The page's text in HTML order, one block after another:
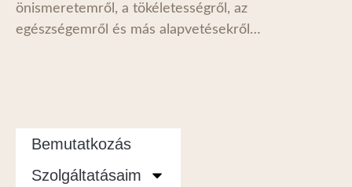
önismeretemről, a tökéletességről, az
egészségemről és más alapvetésekről…
Bemutatkozás
Szolgáltatásaim